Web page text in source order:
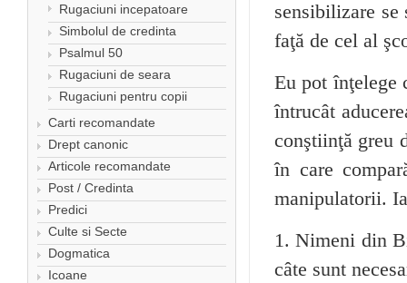
sensibilizare
faţă de cel al
Eu pot înţelege
întrucât
conştiinţă greu
în care
manipulatorii.
1. Nimeni din
câte sunt
Rugaciuni incepatoare
Simbolul de credinta
Psalmul 50
Rugaciuni de seara
Rugaciuni pentru copii
Carti recomandate
Drept canonic
Articole recomandate
Post / Credinta
Predici
Culte si Secte
Dogmatica
Icoane